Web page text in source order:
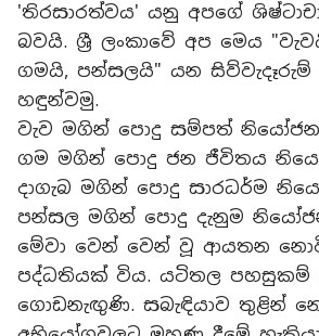
'තිරසාරත්වය' යනු අපගේ
බවයි. ශ්‍රී ලංකාවේ අප මෙය
ගමයි, පන්සලයි" යන සිව්වැදෑරුම්
හඳුන්වමු.
වැව මගින් පොදු සම්පත්
ගම මගින් පොදු ජන ජීවිතය
දාගැබ මගින් පොදු සාරධර්ම
පන්සල මගින් පොදු දැනුම
මේවා වෙන් වෙන් වූ ආයතන
පද්ධතියක් විය. යටිතල පහසුකම්
ගොඩනැඟුණි. සබැඳියාව තුළින්